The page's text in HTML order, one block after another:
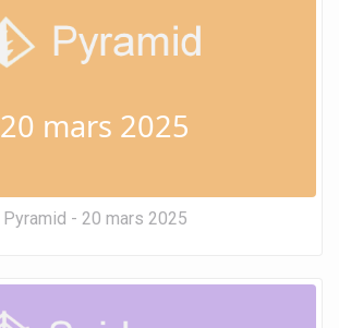
20 mars 2025
Pyramid - 20 mars 2025